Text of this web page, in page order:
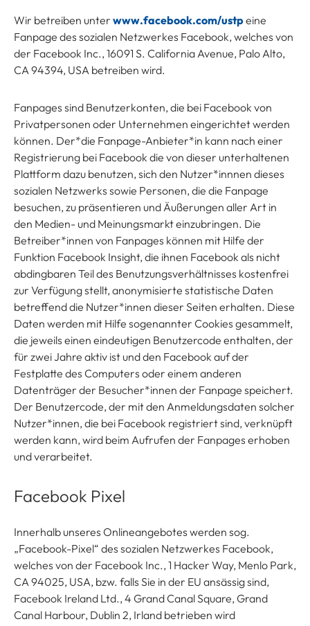
Wir betreiben unter www.facebook.com/ustpeine
Fanpage des sozialen Netzwerkes Facebook, welches von
der Facebook Inc., 16091 S. California Avenue, Palo Alto,
CA 94394, USA betreiben wird.
Fanpages sind Benutzerkonten, die bei Facebook von
Privatpersonen oder Unternehmen eingerichtet werden
können. Der*die Fanpage-Anbieter*in kann nach einer
Registrierung bei Facebook die von dieser unterhaltenen
Plattform dazu benutzen, sich den Nutzer*innnen dieses
sozialen Netzwerks sowie Personen, die die Fanpage
besuchen, zu präsentieren und Äußerungen aller Art in
den Medien- und Meinungsmarkt einzubringen. Die
Betreiber*innen von Fanpages können mit Hilfe der
Funktion Facebook Insight, die ihnen Facebook als nicht
abdingbaren Teil des Benutzungsverhältnisses kostenfrei
zur Verfügung stellt, anonymisierte statistische Daten
betreffend die Nutzer*innen dieser Seiten erhalten. Diese
Daten werden mit Hilfe sogenannter Cookies gesammelt,
die jeweils einen eindeutigen Benutzercode enthalten, der
für zwei Jahre aktiv ist und den Facebook auf der
Festplatte des Computers oder einem anderen
Datenträger der Besucher*innen der Fanpage speichert.
Der Benutzercode, der mit den Anmeldungsdaten solcher
Nutzer*innen, die bei Facebook registriert sind, verknüpft
werden kann, wird beim Aufrufen der Fanpages erhoben
und verarbeitet.
Facebook Pixel
Innerhalb unseres Onlineangebotes werden sog.
„Facebook-Pixel“ des sozialen Netzwerkes Facebook,
welches von der Facebook Inc., 1 Hacker Way, Menlo Park,
CA 94025, USA, bzw. falls Sie in der EU ansässig sind,
Facebook Ireland Ltd., 4 Grand Canal Square, Grand
Canal Harbour, Dublin 2, Irland betrieben wird